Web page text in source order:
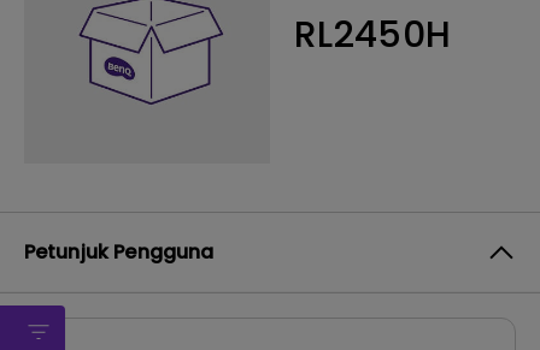
RL2450H
Petunjuk Pengguna